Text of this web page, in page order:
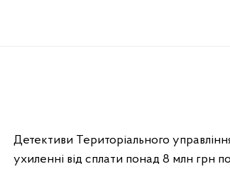
Детективи Територіального
ухиленні від сплати понад 8 млн грн